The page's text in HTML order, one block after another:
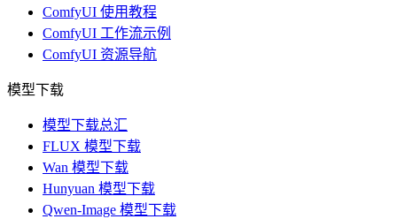
ComfyUI 使用教程
ComfyUI 工作流示例
ComfyUI 资源导航
模型下载
模型下载总汇
FLUX 模型下载
Wan 模型下载
Hunyuan 模型下载
Qwen-Image 模型下载